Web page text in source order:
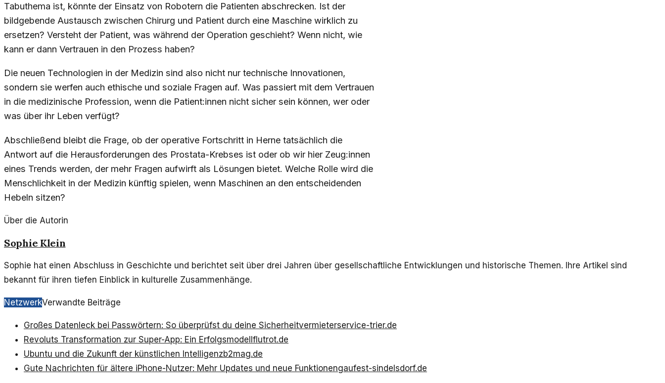
Tabuthema ist, könnte der Einsatz von Robotern die Patienten abschrecken. Ist der
bildgebende Austausch zwischen Chirurg und Patient durch eine Maschine wirklich zu
ersetzen? Versteht der Patient, was während der Operation geschieht? Wenn nicht, wie
kann er dann Vertrauen in den Prozess haben?
Die neuen Technologien in der Medizin sind also nicht nur technische Innovationen,
sondern sie werfen auch ethische und soziale Fragen auf. Was passiert mit dem Vertrauen
in die medizinische Profession, wenn die Patient:innen nicht sicher sein können, wer oder
was über ihr Leben verfügt?
Abschließend bleibt die Frage, ob der operative Fortschritt in Herne tatsächlich die
Antwort auf die Herausforderungen des Prostata-Krebses ist oder ob wir hier Zeug:innen
eines Trends werden, der mehr Fragen aufwirft als Lösungen bietet. Welche Rolle wird die
Menschlichkeit in der Medizin künftig spielen, wenn Maschinen an den entscheidenden
Hebeln sitzen?
Über die Autorin
Sophie Klein
Sophie hat einen Abschluss in Geschichte und berichtet seit über drei Jahren über gesellschaftliche Entwicklungen und historische Themen. Ihre Artikel sind
bekannt für ihren tiefen Einblick in kulturelle Zusammenhänge.
NetzwerkVerwandte Beiträge
Großes Datenleck bei Passwörtern: So überprüfst du deine Sicherheitvermieterservice-trier.de
Revoluts Transformation zur Super-App: Ein Erfolgsmodell flutrot.de
Ubuntu und die Zukunft der künstlichen Intelligenzb2mag.de
Gute Nachrichten für ältere iPhone-Nutzer: Mehr Updates und neue Funktionengaufest-sindelsdorf.de